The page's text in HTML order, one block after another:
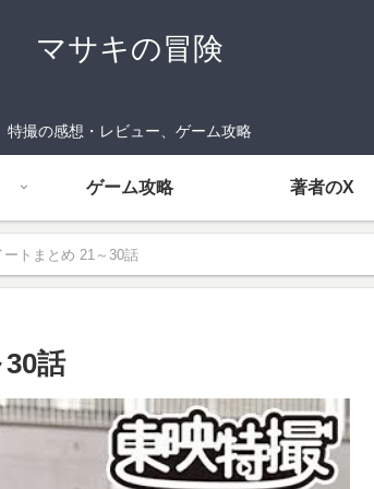
マサキの冒険
特撮の感想・レビュー、ゲーム攻略
ゲーム攻略 著者のX
トまとめ 21～30話
話